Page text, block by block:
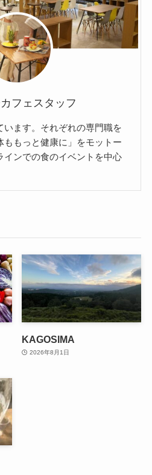
フェスタッフ
います。それぞれの専門職を
ももっと健康に」をモットー
インでの食のイベントを中心
KAGOSIMA
2026年8月1日